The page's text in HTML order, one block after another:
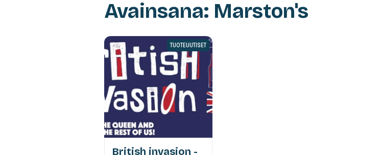
Avainsana: Marston's
TUOTEUUTISET
British invasion -